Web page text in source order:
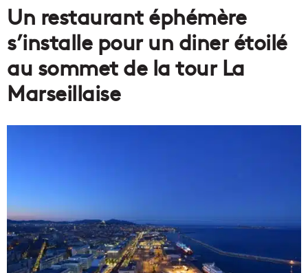
Un restaurant éphémère
s’installe pour un diner étoilé
au sommet de la tour La
Marseillaise